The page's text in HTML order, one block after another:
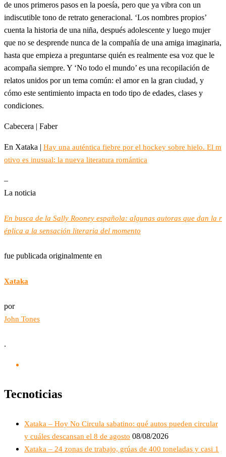
de unos primeros pasos en la poesía, pero que ya vibra con un
indiscutible tono de retrato generacional. ‘Los nombres propios’
cuenta la historia de una niña, después adolescente y luego mujer
que no se desprende nunca de la compañía de una amiga imaginaria,
hasta que empieza a preguntarse quién es realmente esa voz que le
acompaña siempre. Y ‘No todo el mundo’ es una recopilación de
relatos unidos por un tema común: el amor en la gran ciudad, y
cómo este sentimiento impacta en todo tipo de edades, clases y
condiciones.
Cabecera | Faber
En Xataka | Hay una auténtica fiebre por el hockey sobre hielo. El m
otivo es inusual: la nueva literatura romántica
–
La noticia
En busca de la Sally Rooney española: algunas autoras que dan la r
éplica a la sensación literaria del momento
fue publicada originalmente en
Xataka
por
John Tones
.
Tecnoticias
Xataka – Hoy No Circula sabatino: qué autos pueden circular
y cuáles descansan el 8 de agosto 08/08/2026
Xataka – 24 zonas de trabajo, grúas de 400 toneladas y casi 1